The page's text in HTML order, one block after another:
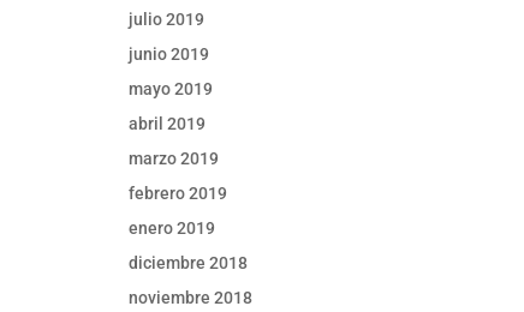
julio 2019
junio 2019
mayo 2019
abril 2019
marzo 2019
febrero 2019
enero 2019
diciembre 2018
noviembre 2018